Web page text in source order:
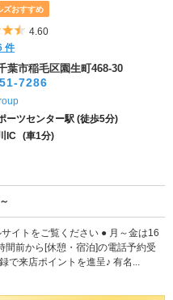
ズおすすめ
5つ星のうち4.5
4.60
件
葉市稲毛区園生町468-30
7286
ーツセンター駅 (徒歩5分)
IC (車1分)
イトをご覧ください ● 月～金は16
前から[休憩・宿泊]の電話予約受
で来店ポイントを進呈♪ 有名...